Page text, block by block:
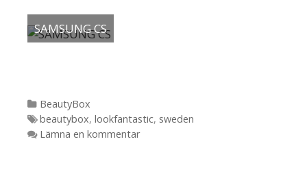
SAMSUNG CS
Kategorier
BeautyBox
Etiketter
beautybox, lookfantastic, sweden
Lämna en kommentar